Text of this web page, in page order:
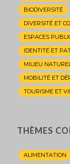
BIODIVERSITÉ
DIVERSITÉ ET
ESPACES
IDENTITÉ ET
MILIEU
MOBILITÉ ET
TOURISME ET
THÈMES
ALIMENTATION